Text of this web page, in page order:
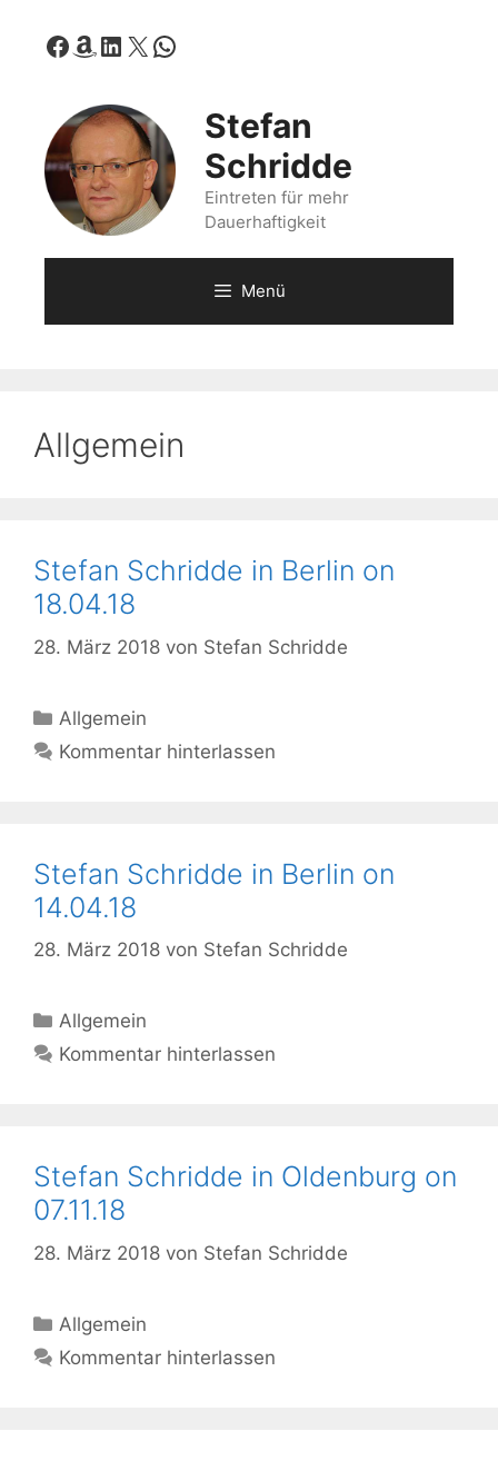
InhaltFacebook
Amazon
LinkedIn
X WhatsApp
Stefan
Schridde
Eintreten für mehr
Dauerhaftigkeit
Menü
Allgemein
Stefan Schridde in Berlin on
18.04.18
28. März 2018 von Stefan Schridde
Kategorien
Allgemein
Kommentar hinterlassen
Stefan Schridde in Berlin on
14.04.18
28. März 2018 von Stefan Schridde
Kategorien
Allgemein
Kommentar hinterlassen
Stefan Schridde in Oldenburg on
07.11.18
28. März 2018 von Stefan Schridde
Kategorien
Allgemein
Kommentar hinterlassen